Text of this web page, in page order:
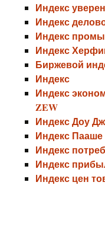
Индекс
Индекс
Индекс
Индекс
Биржевой
Индекс
Индекс
ZEW
Индекс Доу
Индекс Пааше
Индекс
Индекс
Индекс цен